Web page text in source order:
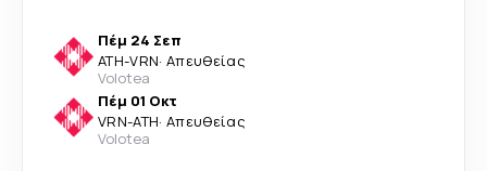
Πέμ 24 Σεπ
ATH-VRN· Απευθείας
Volotea
Πέμ 01 Οκτ
VRN-ATH· Απευθείας
Volotea